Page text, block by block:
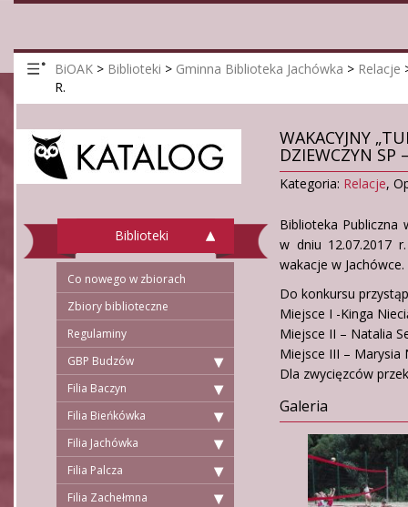
BiOAK > Biblioteki > Gminna Biblioteka Jachówka > Relacje
R.
Biblioteki
Co nowego w zbiorach
Zbiory biblioteczne
Regulaminy
GBP Budzów
Filia Baczyn
Filia Bieńkówka
Filia Jachówka
Filia Palcza
Filia Zachełmna
WAKACYJNY
DZIEWCZYN SP
Kategoria: Relacje,
Biblioteka Publiczna
w dniu 12.07.2017
wakacje w
Do konkursu
Miejsce I -Kinga
Miejsce II – Natalia
Miejsce III – Marysia
Dla zwycięzców
Galeria